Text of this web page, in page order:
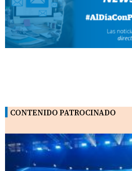
CONTENIDO PATROCINADO